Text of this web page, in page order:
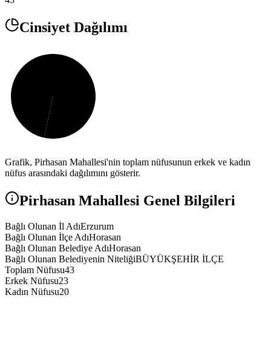
Cinsiyet Dağılımı
Grafik, Pirhasan Mahallesi'nin toplam nüfusunun erkek ve kadın
nüfus arasındaki dağılımını gösterir.
Pirhasan Mahallesi Genel Bilgileri
Bağlı Olunan İl AdıErzurum
Bağlı Olunan İlçe AdıHorasan
Bağlı Olunan Belediye AdıHorasan
Bağlı Olunan Belediyenin NiteliğiBÜYÜKŞEHİR İLÇE
Toplam Nüfusu43
Erkek Nüfusu23
Kadın Nüfusu20